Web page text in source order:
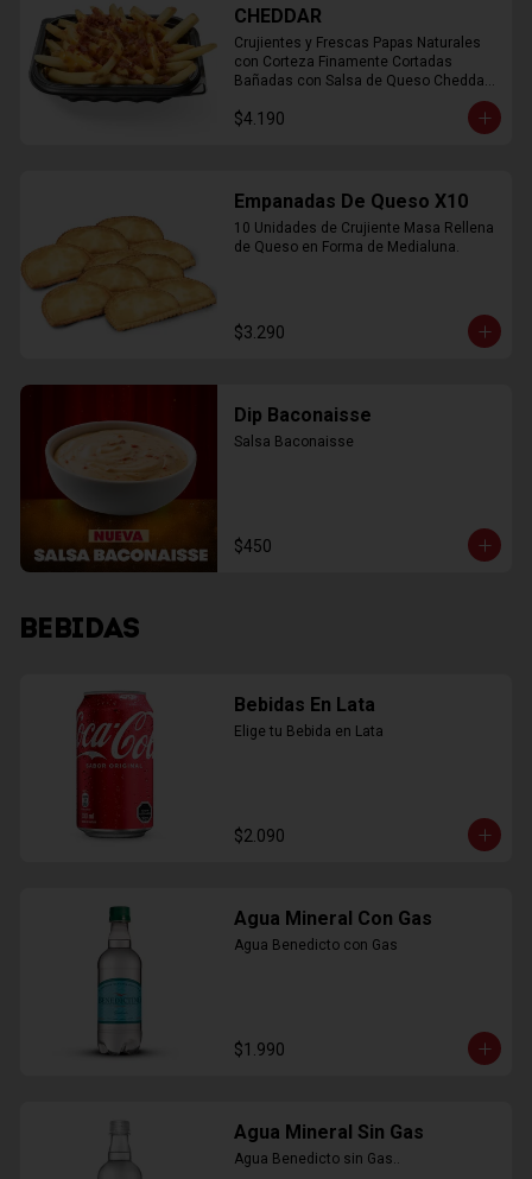
CHEDDAR
Crujientes y Frescas Papas Naturales
con Corteza Finamente Cortadas
Bañadas con Salsa de Queso Cheddar
$4.190
Empanadas De Queso X10
10 Unidades de Crujiente Masa Rellena
de Queso en Forma de Medialuna.
$3.290
Dip Baconaisse
Salsa Baconaisse
$450
BEBIDAS
Bebidas En Lata
Elige tu Bebida en Lata
$2.090
Agua Mineral Con Gas
Agua Benedicto con Gas
$1.990
Agua Mineral Sin Gas
Agua Benedicto sin Gas..